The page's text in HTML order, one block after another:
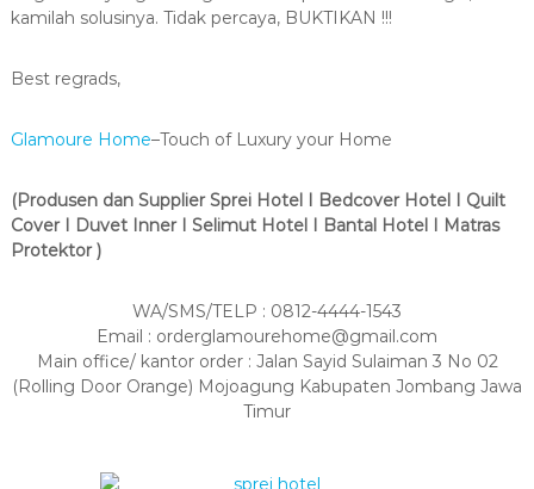
kamilah solusinya. Tidak percaya, BUKTIKAN !!!
Best regrads,
Glamoure Home–Touch of Luxury your Home
(Produsen dan Supplier Sprei Hotel I Bedcover Hotel I Quilt
Cover I Duvet Inner I Selimut Hotel I Bantal Hotel I Matras
Protektor )
WA/SMS/TELP : 0812-4444-1543
Email : orderglamourehome@gmail.com
Main office/ kantor order : Jalan Sayid Sulaiman 3 No 02
(Rolling Door Orange) Mojoagung Kabupaten Jombang Jawa
Timur